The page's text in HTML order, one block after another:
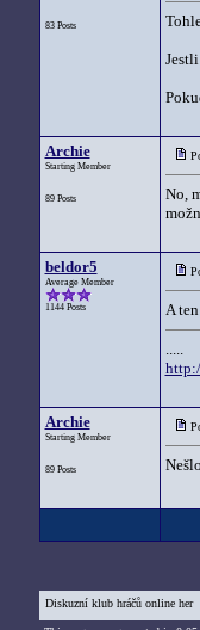
83 Posts
Archie
Starting Member
89 Posts
No,
beldor5
Average Member
1144 Posts A
.....
Archie
Starting Member
89 Posts
Diskuzní klub hráčů online her